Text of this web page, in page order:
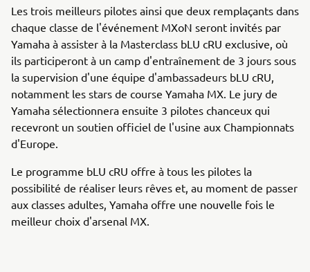
Les trois meilleurs pilotes ainsi que deux remplaçants dans
chaque classe de l'événement MXoN seront invités par
Yamaha à assister à la Masterclass bLU cRU exclusive, où
ils participeront à un camp d'entraînement de 3 jours sous
la supervision d'une équipe d'ambassadeurs bLU cRU,
notamment les stars de course Yamaha MX. Le jury de
Yamaha sélectionnera ensuite 3 pilotes chanceux qui
recevront un soutien officiel de l'usine aux Championnats
d'Europe.
Le programme bLU cRU offre à tous les pilotes la
possibilité de réaliser leurs rêves et, au moment de passer
aux classes adultes, Yamaha offre une nouvelle fois le
meilleur choix d'arsenal MX.